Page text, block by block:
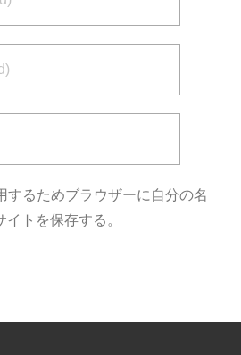
するためブラウザーに自分の名
トを保存する。